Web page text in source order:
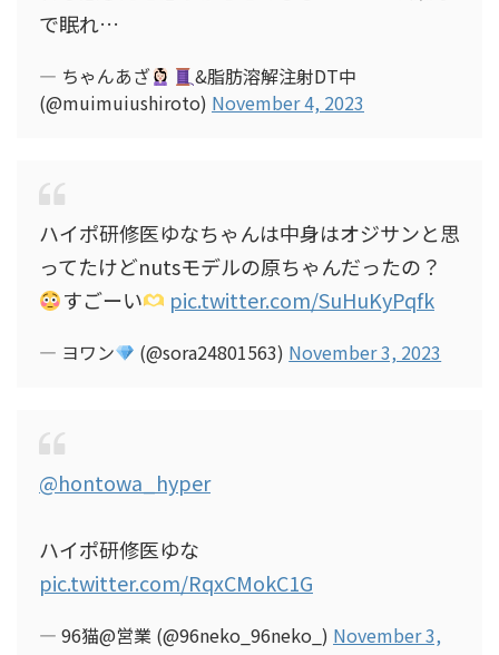
で眠れ…
— ちゃんあざ
&脂肪溶解注射DT中
(@muimuiushiroto) November 4, 2023
ハイポ研修医ゆなちゃんは中身はオジサンと思
ってたけどnutsモデルの原ちゃんだったの？
すごーい
pic.twitter.com/SuHuKyPqfk
— ヨワン (@sora24801563) November 3, 2023
@hontowa_hyper
ハイポ研修医ゆな
pic.twitter.com/RqxCMokC1G
— 96猫@営業 (@96neko_96neko_) November 3,